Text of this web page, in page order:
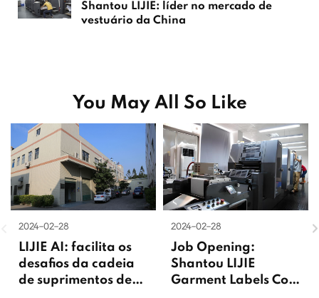
Shantou LIJIE: líder no mercado de
vestuário da China
You May All So Like
2024-02-28
LIJIE AI: facilita os
desafios da cadeia
de suprimentos de
2024-02-28
Job Opening:
Shantou LIJIE
Garment Labels Co.,